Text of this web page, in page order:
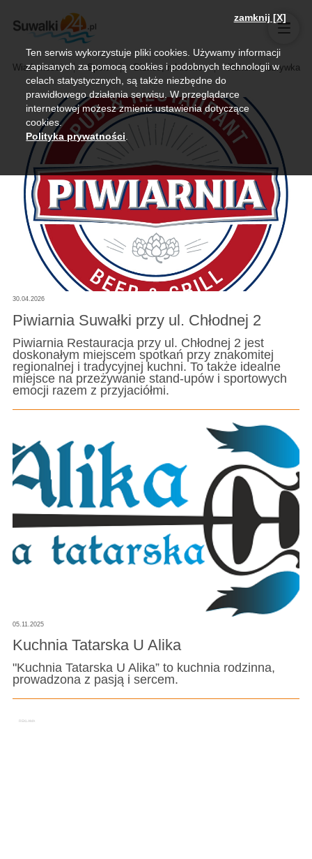
Wiadomości Sport Biznes, rolnictwo Kultura i rozrywka
30.04.2026
Piwiarnia Suwałki przy ul. Chłodnej 2
Piwiarnia Restauracja przy ul. Chłodnej 2 jest
doskonałym miejscem spotkań przy znakomitej
regionalnej i tradycyjnej kuchni. To także idealne
miejsce na przeżywanie stand-upów i sportowych
emocji razem z przyjaciółmi.
05.11.2025
Kuchnia Tatarska U Alika
"Kuchnia Tatarska U Alika” to kuchnia rodzinna,
prowadzona z pasją i sercem.
zamknij [X]
Ten serwis wykorzystuje pliki cookies. Używamy informacji
zapisanych za pomocą cookies i podobnych technologii w
celach statystycznych, są także niezbędne do
prawidłowego działania serwisu. W przeglądarce
internetowej możesz zmienić ustawienia dotyczące
cookies.
Polityka prywatności